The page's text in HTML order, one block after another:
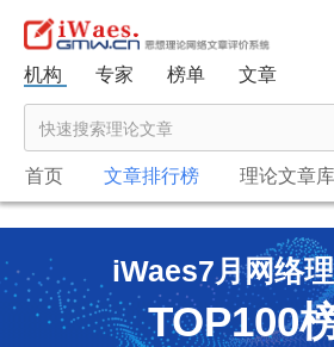
机构 专家 榜单 文章
首页 文章排行榜 理论文章库
iWaes7月网络
TOP100